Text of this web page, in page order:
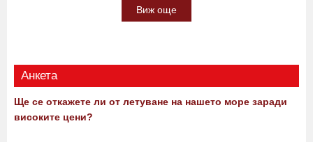
Виж още
Анкета
Ще се откажете ли от летуване на нашето море заради
високите цени?